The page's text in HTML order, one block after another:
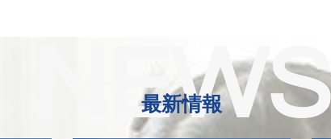
NEWS
最新情報